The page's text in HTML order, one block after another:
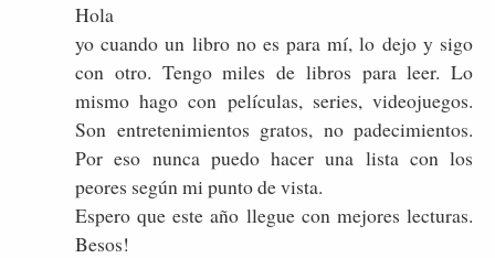
Hola
yo cuando un libro no es para mí, lo dejo y sigo
con otro. Tengo miles de libros para leer. Lo
mismo hago con películas, series, videojuegos.
Son entretenimientos gratos, no padecimientos.
Por eso nunca puedo hacer una lista con los
peores según mi punto de vista.
Espero que este año llegue con mejores lecturas.
Besos!